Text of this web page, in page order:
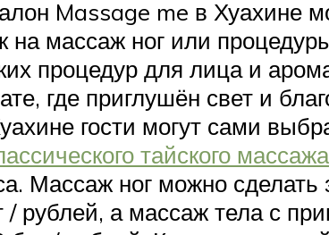
Massage me в Хуахине
на массаж ног или
процедур для лица и
где приглушён свет и
гости могут сами
тайского массажа
Массаж ног можно
рублей, а массаж тела с